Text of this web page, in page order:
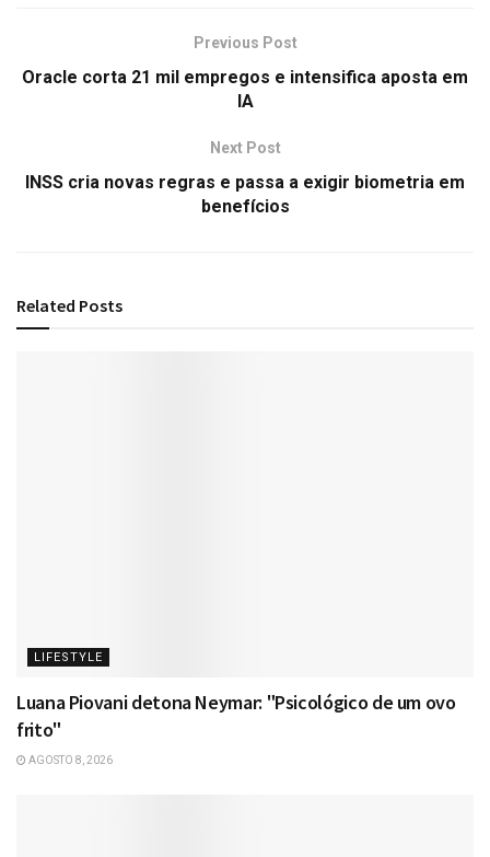
Previous Post
Oracle corta 21 mil empregos e intensifica aposta em
IA
Next Post
INSS cria novas regras e passa a exigir biometria em
benefícios
Related Posts
LIFESTYLE
Luana Piovani detona Neymar: "Psicológico de um ovo
frito"
AGOSTO 8, 2026